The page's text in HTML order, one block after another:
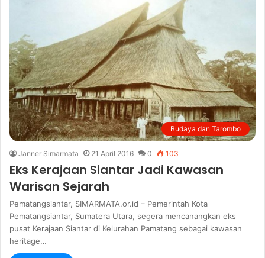
Budaya dan Tarombo
Janner Simarmata 21 April 2016 0 103
Eks Kerajaan Siantar Jadi Kawasan
Warisan Sejarah
Pematangsiantar, SIMARMATA.or.id – Pemerintah Kota
Pematangsiantar, Sumatera Utara, segera mencanangkan eks
pusat Kerajaan Siantar di Kelurahan Pamatang sebagai kawasan
heritage…